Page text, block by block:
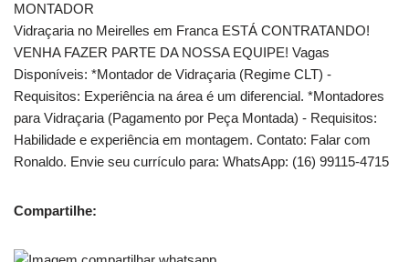
MONTADOR
Vidraçaria no Meirelles em Franca ESTÁ CONTRATANDO!
VENHA FAZER PARTE DA NOSSA EQUIPE! Vagas
Disponíveis: *Montador de Vidraçaria (Regime CLT) -
Requisitos: Experiência na área é um diferencial. *Montadores
para Vidraçaria (Pagamento por Peça Montada) - Requisitos:
Habilidade e experiência em montagem. Contato: Falar com
Ronaldo. Envie seu currículo para: WhatsApp: (16) 99115-4715
Compartilhe: